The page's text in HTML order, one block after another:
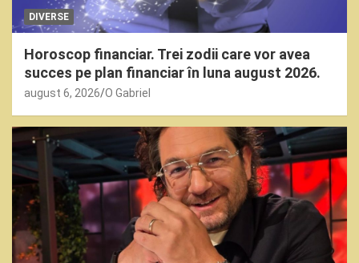
DIVERSE
Horoscop financiar. Trei zodii care vor avea
succes pe plan financiar în luna august 2026.
august 6, 2026 O Gabriel